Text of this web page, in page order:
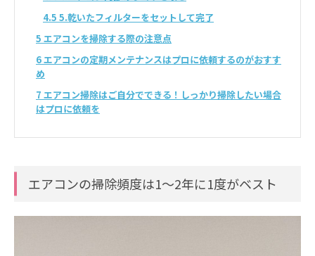
4.5 5.乾いたフィルターをセットして完了
5 エアコンを掃除する際の注意点
6エアコンの定期メンテナンスはプロに依頼するのがおすす
め
7 エアコン掃除はご自分でできる！しっかり掃除したい場合
はプロに依頼を
エアコンの掃除頻度は1～2年に1度がベスト